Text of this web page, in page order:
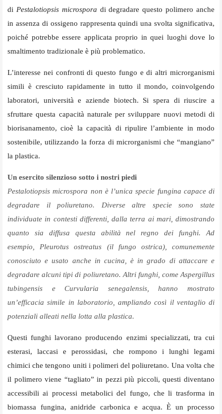
di Pestalotiopsis microspora di degradare questo polimero anche
in assenza di ossigeno rappresenta quindi una svolta significativa,
poiché potrebbe essere applicata proprio in quei luoghi dove lo
smaltimento tradizionale è più problematico.
L’interesse nei confronti di questo fungo e di altri microrganismi
simili è cresciuto rapidamente in tutto il mondo, coinvolgendo
laboratori, università e aziende biotech. Si spera di riuscire a
sfruttare questa capacità naturale per sviluppare nuovi metodi di
biorisanamento, cioè la capacità di ripulire l’ambiente in modo
sostenibile, utilizzando la forza di microrganismi che “mangiano”
la plastica.
Un esercito silenzioso sotto i nostri piedi
Pestalotiopsis microspora non è l’unica specie fungina capace di
degradare il poliuretano. Diverse altre specie sono state
individuate in contesti differenti, dalla terra ai mari, dimostrando
quanto sia diffusa questa abilità nel regno dei funghi. Ad
esempio, Pleurotus ostreatus (il fungo ostrica), comunemente
conosciuto e usato anche in cucina, è in grado di attaccare e
degradare alcuni tipi di poliuretano. Altri funghi, come Aspergillus
tubingensis eCurvularia senegalensis, hanno mostrato
un’efficacia simile in laboratorio, ampliando così il ventaglio di
potenziali alleati nella lotta alla plastica.
Questi funghi lavorano producendo enzimi specializzati, tra cui
esterasi, laccasi e perossidasi, che rompono i lunghi legami
chimici che tengono uniti i polimeri del poliuretano. Una volta che
il polimero viene “tagliato” in pezzi più piccoli, questi diventano
accessibili ai processi metabolici del fungo, che li trasforma in
biomassa fungina, anidride carbonica e acqua. È un processo